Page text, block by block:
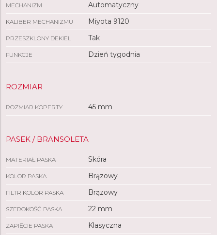
MECHANIZM Automatyczny
KALIBER MECHANIZMU Miyota 9120
PRZESZKLONY DEKIEL Tak
FUNKCJE Dzień tygodnia
ROZMIAR
ROZMIAR KOPERTY 45 mm
PASEK / BRANSOLETA
MATERIAŁ PASKA Skóra
KOLOR PASKA Brązowy
FILTR KOLOR PASKA Brązowy
SZEROKOŚĆ PASKA 22 mm
ZAPIĘCIE PASKA Klasyczna